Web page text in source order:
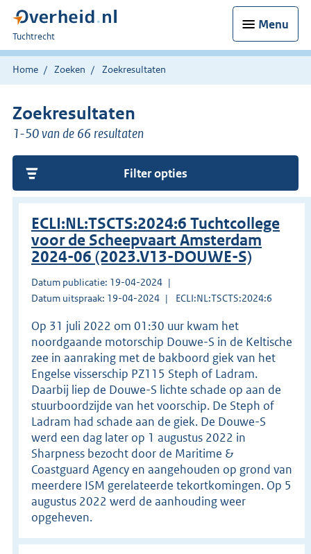
Menu
U
bent
hier:
Tuchtrecht
Home Zoeken Zoekresultaten
Zoekresultaten
1-50 van de 66 resultaten
Filter opties
ECLI:NL:TSCTS:2024:6 Tuchtcollege
voor de Scheepvaart Amsterdam
2024-06 (2023.V13-DOUWE-S)
Datum publicatie: 19-04-2024
Datum uitspraak: 19-04-2024
ECLI:NL:TSCTS:2024:6
Op 31 juli 2022 om 01:30 uur kwam het
noordgaande motorschip Douwe-S in de Keltische
zee in aanraking met de bakboord giek van het
Engelse visserschip PZ115 Steph of Ladram.
Daarbij liep de Douwe-S lichte schade op aan de
stuurboordzijde van het voorschip. De Steph of
Ladram had schade aan de giek. De Douwe-S
werd een dag later op 1 augustus 2022 in
Sharpness bezocht door de Maritime &
Coastguard Agency en aangehouden op grond van
meerdere ISM gerelateerde tekortkomingen. Op 5
augustus 2022 werd de aanhouding weer
opgeheven.